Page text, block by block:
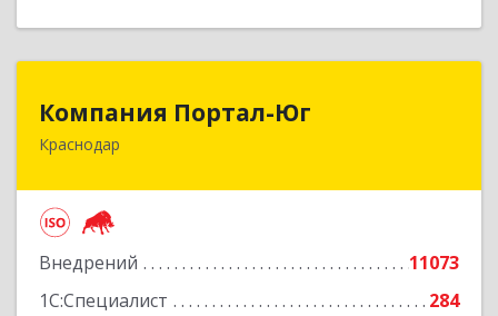
Компания Портал-Юг
Краснодар
Внедрений
11073
1С:Специалист
284
350020, Краснодарский край, Краснодар г,